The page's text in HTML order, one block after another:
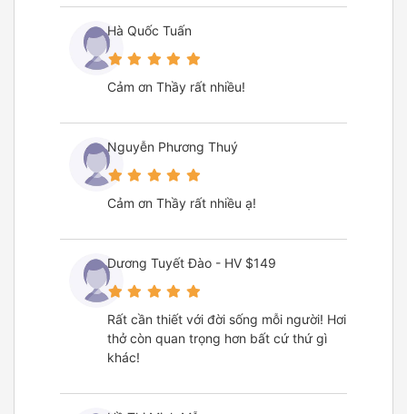
Hà Quốc Tuấn
Cảm ơn Thầy rất nhiều!
Nguyễn Phương Thuý
Cảm ơn Thầy rất nhiều ạ!
Dương Tuyết Đào - HV $149
Rất cần thiết với đời sống mỗi người! Hơi
thở còn quan trọng hơn bất cứ thứ gì
khác!